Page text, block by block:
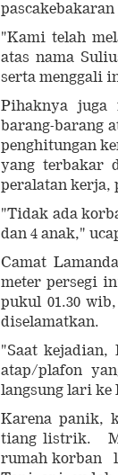
"Kami telah
atas nama
serta menggali
Pihaknya juga
barang-barang
penghitungan
yang terbakar
peralatan kerja,
"Tidak ada
dan 4 anak,"
Camat
meter persegi
pukul 01.30
diselamatkan.
"Saat
atap/plafon
langsung lari
Karena panik,
tiang listrik.
rumah korban